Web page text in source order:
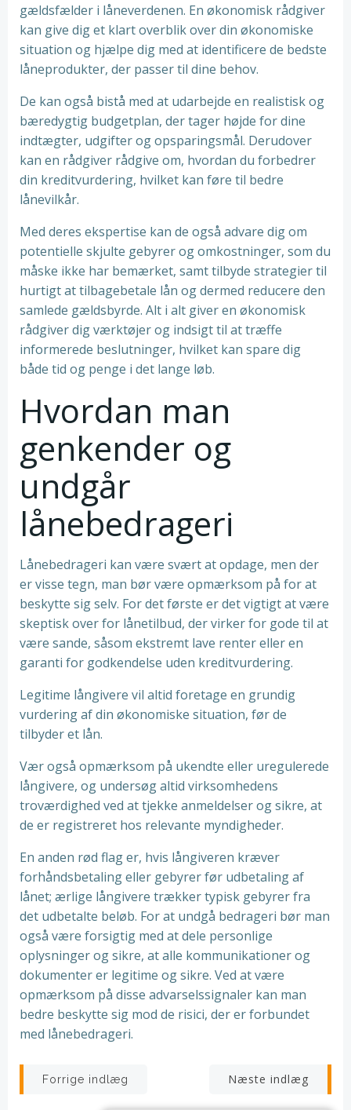
gældsfælder i låneverdenen. En økonomisk rådgiver
kan give dig et klart overblik over din økonomiske
situation og hjælpe dig med at identificere de bedste
låneprodukter, der passer til dine behov.
De kan også bistå med at udarbejde en realistisk og
bæredygtig budgetplan, der tager højde for dine
indtægter, udgifter og opsparingsmål. Derudover
kan en rådgiver rådgive om, hvordan du forbedrer
din kreditvurdering, hvilket kan føre til bedre
lånevilkår.
Med deres ekspertise kan de også advare dig om
potentielle skjulte gebyrer og omkostninger, som du
måske ikke har bemærket, samt tilbyde strategier til
hurtigt at tilbagebetale lån og dermed reducere den
samlede gældsbyrde. Alt i alt giver en økonomisk
rådgiver dig værktøjer og indsigt til at træffe
informerede beslutninger, hvilket kan spare dig
både tid og penge i det lange løb.
Hvordan man
genkender og
undgår
lånebedrageri
Lånebedrageri kan være svært at opdage, men der
er visse tegn, man bør være opmærksom på for at
beskytte sig selv. For det første er det vigtigt at være
skeptisk over for lånetilbud, der virker for gode til at
være sande, såsom ekstremt lave renter eller en
garanti for godkendelse uden kreditvurdering.
Legitime långivere vil altid foretage en grundig
vurdering af din økonomiske situation, før de
tilbyder et lån.
Vær også opmærksom på ukendte eller uregulerede
långivere, og undersøg altid virksomhedens
troværdighed ved at tjekke anmeldelser og sikre, at
de er registreret hos relevante myndigheder.
En anden rød flag er, hvis långiveren kræver
forhåndsbetaling eller gebyrer før udbetaling af
lånet; ærlige långivere trækker typisk gebyrer fra
det udbetalte beløb. For at undgå bedrageri bør man
også være forsigtig med at dele personlige
oplysninger og sikre, at alle kommunikationer og
dokumenter er legitime og sikre. Ved at være
opmærksom på disse advarselssignaler kan man
bedre beskytte sig mod de risici, der er forbundet
med lånebedrageri.
Indlægsnavigation
Forrige indlæg Næste indlæg